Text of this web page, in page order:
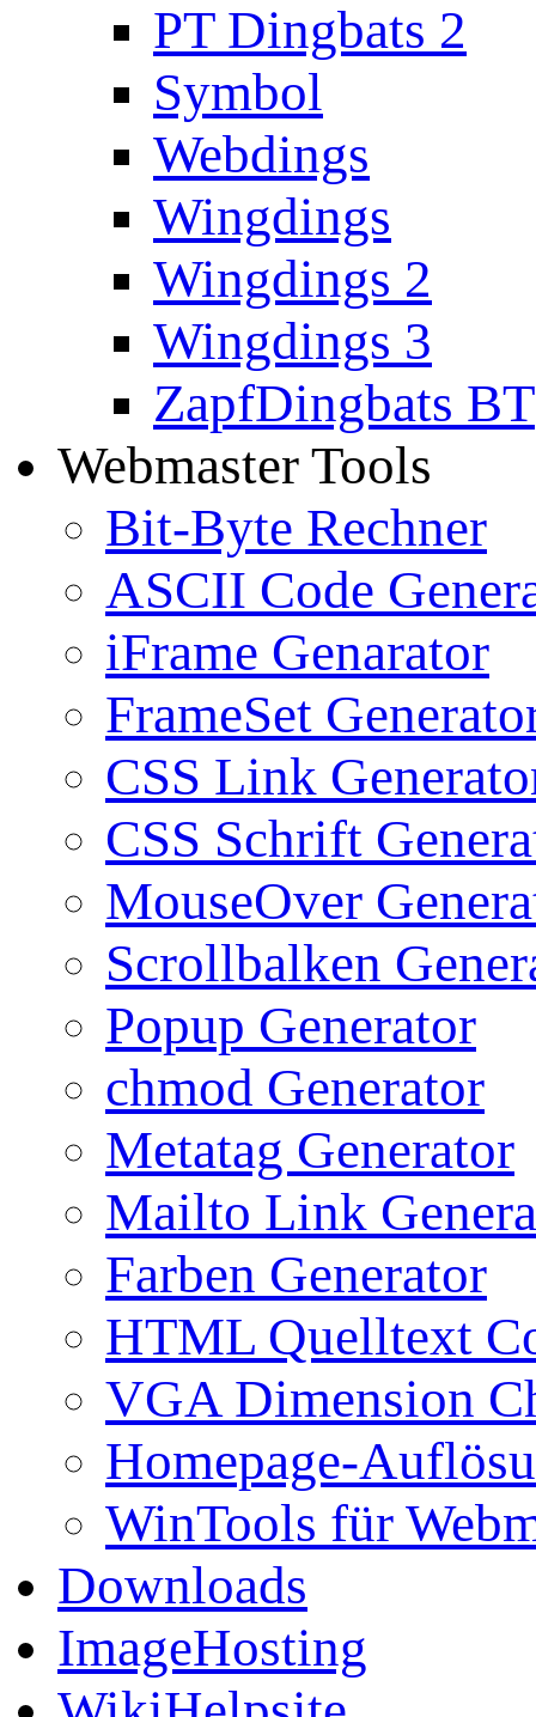
PT Dingbats 2
Symbol
Webdings
Wingdings
Wingdings 2
Wingdings 3
ZapfDingbats BT
Webmaster Tools
Bit-Byte Rechner
ASCII Code
iFrame Genarator
FrameSet
CSS Link
CSS Schrift
MouseOver
Scrollbalken
Popup Generator
chmod Generator
Metatag Generator
Mailto Link
Farben Generator
HTML Quelltext
VGA Dimension
Homepage-
WinTools für
Downloads
ImageHosting